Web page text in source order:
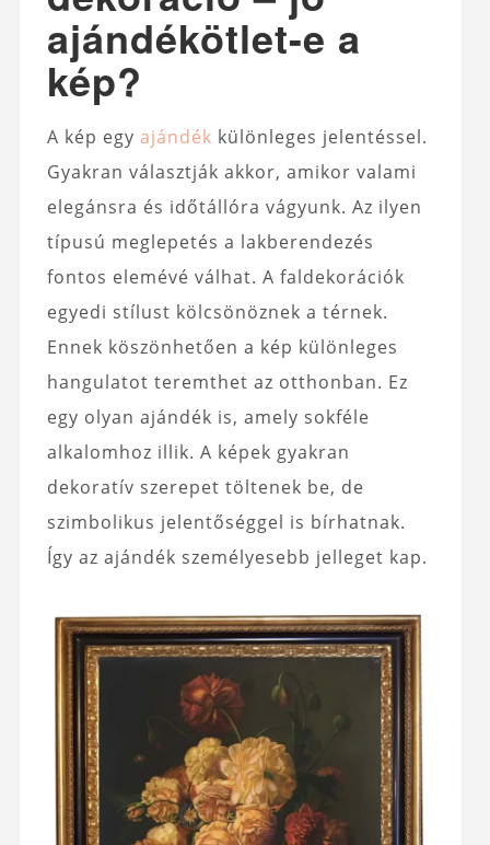
ajándékötlet-e a
kép?
A kép egy ajándék különleges jelentéssel.
Gyakran választják akkor, amikor valami
elegánsra és időtállóra vágyunk. Az ilyen
típusú meglepetés a lakberendezés
fontos elemévé válhat. A faldekorációk
egyedi stílust kölcsönöznek a térnek.
Ennek köszönhetően a kép különleges
hangulatot teremthet az otthonban. Ez
egy olyan ajándék is, amely sokféle
alkalomhoz illik. A képek gyakran
dekoratív szerepet töltenek be, de
szimbolikus jelentőséggel is bírhatnak.
Így az ajándék személyesebb jelleget kap.